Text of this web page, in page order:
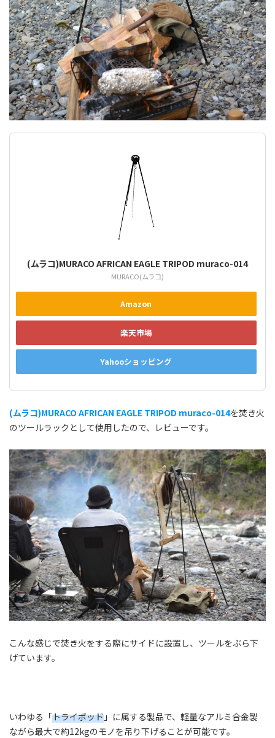
(ムラコ)MURACO AFRICAN EAGLE TRIPOD muraco-014
MURACO(ムラコ)
Amazon
楽天市場
Yahooショッピング
(ムラコ)MURACO AFRICAN EAGLE TRIPOD muraco-014を焚き火
のツールラックとして使用したので、レビューです。
こんな感じで焚き火をする際にサイドに設置し、ツールをぶら下
げています。
いわゆる「トライポッド 」に属する製品で、軽量なアルミ合金製
ながら最大で約12kgのモノを吊り下げることが可能です。